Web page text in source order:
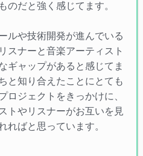
のだと強く感じてます。
ルや技術開発が進んでいる
スナーと音楽アーティスト
ギャップがあると感じてま
と知り合えたことにとても
ロジェクトをきっかけに、
トやリスナーがお互いを見
ればと思っています。